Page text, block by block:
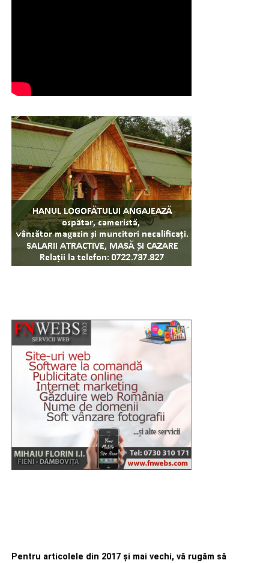
Pentru articolele din 2017 şi mai vechi, vă rugăm să